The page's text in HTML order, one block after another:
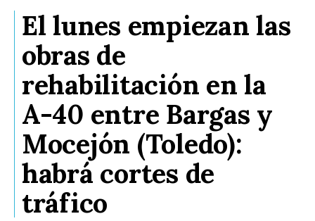
El lunes empiezan las
obras de
rehabilitación en la
A-40 entre Bargas y
Mocejón (Toledo):
habrá cortes de
tráfico